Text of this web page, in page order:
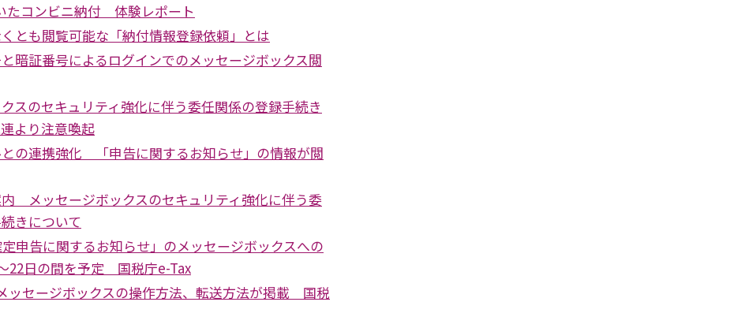
たコンビニ納付 体験レポート
とも閲覧可能な「納付情報登録依頼」とは
暗証番号によるログインでのメッセージボックス閲
スのセキュリティ強化に伴う委任関係の登録手続き
より注意喚起
の連携強化 「申告に関するお知らせ」の情報が閲
メッセージボックスのセキュリティ強化に伴う委
きについて
定申告に関するお知らせ」のメッセージボックスへの
22日の間を予定 国税庁e-Tax
ッセージボックスの操作方法、転送方法が掲載 国税